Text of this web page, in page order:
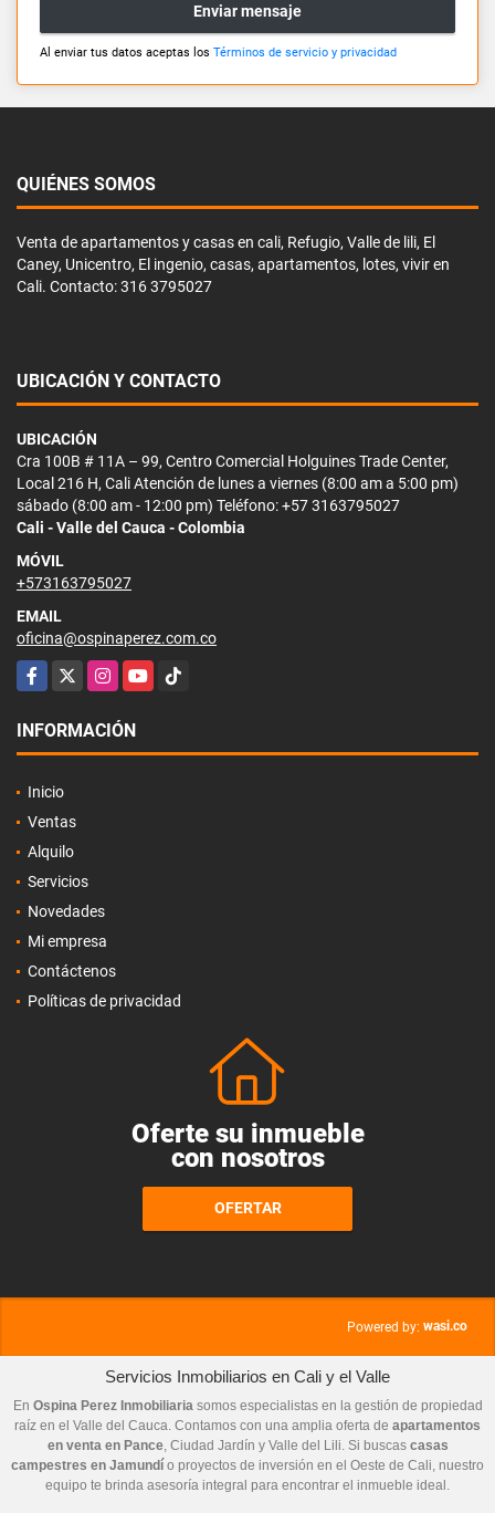
Enviar mensaje
Al enviar tus datos aceptas los Términos de servicio y privacidad
QUIÉNES SOMOS
Venta de apartamentos y casas en cali, Refugio, Valle de lili, El
Caney, Unicentro, El ingenio, casas, apartamentos, lotes, vivir en
Cali. Contacto: 316 3795027
UBICACIÓN Y CONTACTO
UBICACIÓN
Cra 100B # 11A – 99, Centro Comercial Holguines Trade Center,
Local 216 H, Cali Atención de lunes a viernes (8:00 am a 5:00 pm)
sábado (8:00 am - 12:00 pm) Teléfono: +57 3163795027
Cali - Valle del Cauca - Colombia
MÓVIL
+573163795027
EMAIL
oficina@ospinaperez.com.co
Facebook
X InstagramYouTubeTikTok
INFORMACIÓN
Inicio
Ventas
Alquilo
Servicios
Novedades
Mi empresa
Contáctenos
Políticas de privacidad
Oferte su inmueble
con nosotros
OFERTAR
Powered by: wasi.co
Servicios Inmobiliarios en Cali y el Valle
En Ospina Perez Inmobiliariasomos especialistas en la gestión de propiedad
raíz en el Valle del Cauca. Contamos con una amplia oferta de apartamentos
en venta en Pance, Ciudad Jardín y Valle del Lili. Si buscas casas
campestres en Jamundí o proyectos de inversión en el Oeste de Cali, nuestro
equipo te brinda asesoría integral para encontrar el inmueble ideal.